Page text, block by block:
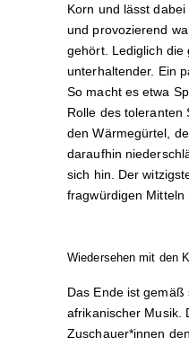
Korn und lässt
und provozierend
gehört. Lediglich die
unterhaltender. Ein
So macht es etwa
Rolle des toleranten
den Wärmegürtel,
daraufhin
sich hin. Der
fragwürdigen Mitteln
Wiedersehen mit den
Das Ende ist
afrikanischer Musik.
Zuschauer*innen